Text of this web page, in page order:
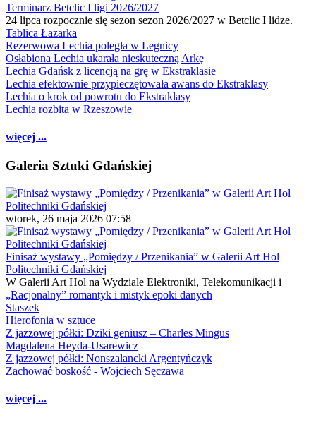
Terminarz Betclic I ligi 2026/2027
24 lipca rozpocznie się sezon sezon 2026/2027 w Betclic I lidze.
Tablica Łazarka
Rezerwowa Lechia poległa w Legnicy
Osłabiona Lechia ukarała nieskuteczną Arkę
Lechia Gdańsk z licencją na grę w Ekstraklasie
Lechia efektownie przypieczętowała awans do Ekstraklasy
Lechia o krok od powrotu do Ekstraklasy
Lechia rozbita w Rzeszowie
więcej ...
Galeria Sztuki Gdańskiej
wtorek, 26 maja 2026 07:58
Finisaż wystawy „Pomiędzy / Przenikania” w Galerii Art Hol
Politechniki Gdańskiej
W Galerii Art Hol na Wydziale Elektroniki, Telekomunikacji i
„Racjonalny” romantyk i mistyk epoki danych
Staszek
Hierofonia w sztuce
Z jazzowej półki: Dziki geniusz – Charles Mingus
Magdalena Heyda-Usarewicz
Z jazzowej półki: Nonszalancki Argentyńczyk
Zachować boskość - Wojciech Sęczawa
więcej ...